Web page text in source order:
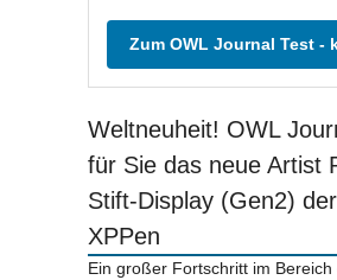
Zum OWL Journal Test -
Weltneuheit! OWL
für Sie das neue Artist
Stift-Display (Gen2)
XPPen
Ein großer Fortschritt im Bereich